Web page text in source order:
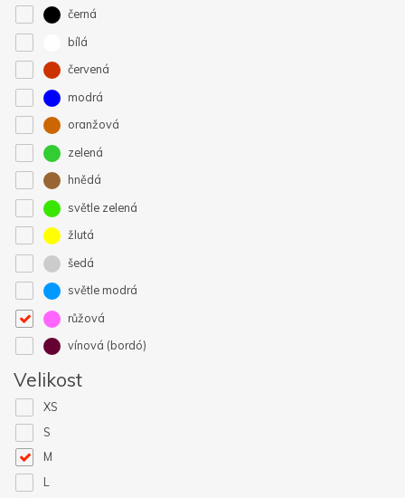
černá
bílá
červená
modrá
oranžová
zelená
hnědá
světle zelená
žlutá
šedá
světle modrá
růžová
vínová (bordó)
Velikost
XS
S
M
L